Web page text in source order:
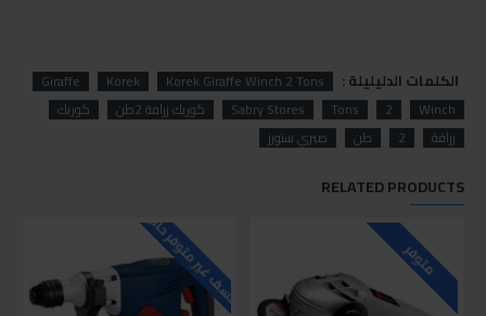
الكلمات الدليليلة : Korek Giraffe Winch 2 Tons
Korek
Giraffe
Winch
2
Tons
Sabry Stores كوريك زرافة 2طن
كوريك
زرافة
2 طن صبري ستورز
RELATED PRODUCTS
متوفر للاسف غير متوفر حاليا